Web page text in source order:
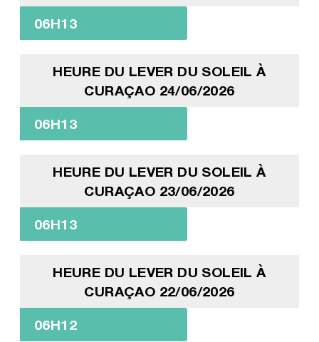
06H13
HEURE DU LEVER DU SOLEIL À
CURAÇAO 24/06/2026
06H13
HEURE DU LEVER DU SOLEIL À
CURAÇAO 23/06/2026
06H13
HEURE DU LEVER DU SOLEIL À
CURAÇAO 22/06/2026
06H12